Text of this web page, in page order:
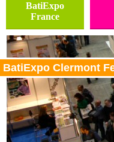
BatiExpo
France
BatiExpo Clermont